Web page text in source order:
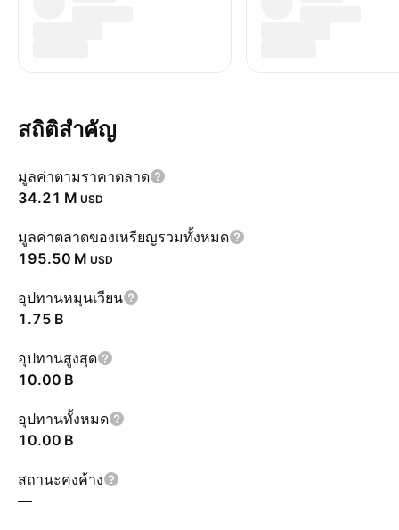
สถิติสำคัญ
มูลค่าตามราคาตลาด
‪34.21 M‬ USD
มูลค่าตลาดของเหรียญรวมทั้งหมด
‪195.50 M‬ USD
อุปทานหมุนเวียน
‪1.75 B‬
อุปทานสูงสุด
‪10.00 B‬
อุปทานทั้งหมด
‪10.00 B‬
สถานะคงค้าง
—